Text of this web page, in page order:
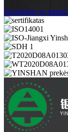
Susisiekite su mumis